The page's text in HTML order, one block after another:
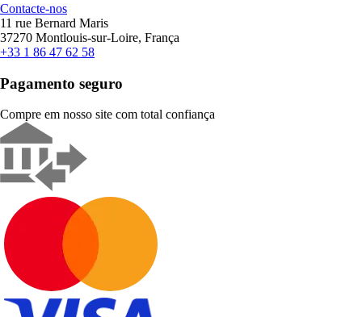
Contacte-nos
11 rue Bernard Maris
37270 Montlouis-sur-Loire, França
+33 1 86 47 62 58
Pagamento seguro
Compre em nosso site com total confiança